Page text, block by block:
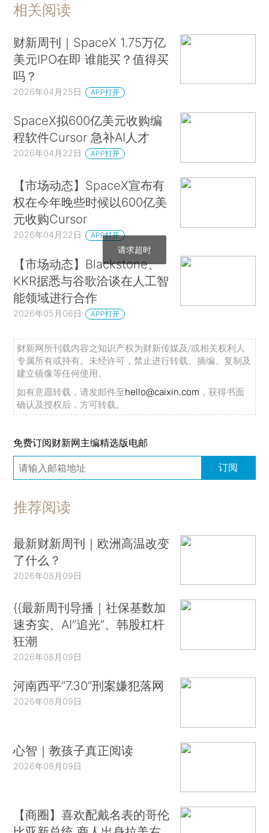
相关阅读
财新周刊｜SpaceX 1.75万亿
美元IPO在即 谁能买？值得买
吗？
2026年04月25日 APP打开
SpaceX拟600亿美元收购编
程软件Cursor 急补AI人才
2026年04月22日 APP打开
【市场动态】SpaceX宣布有
权在今年晚些时候以600亿美
元收购Cursor
2026年04月22日 APP打开
【市场动态】Blackstone、
KKR据悉与谷歌洽谈在人工智
能领域进行合作
2026年05月06日 APP打开
财新网所刊载内容之知识产权为财新传媒及/或相关权利人
专属所有或持有。未经许可，禁止进行转载、摘编、复制及
建立镜像等任何使用。
如有意愿转载，请发邮件至hello@caixin.com ，获得书面
确认及授权后，方可转载。
免费订阅财新网主编精选版电邮
订阅
推荐阅读
最新财新周刊｜欧洲高温改变
了什么？
2026年08月09日
{{最新周刊导播｜社保基数加
速夯实、AI“追光”、韩股杠杆
狂潮
2026年08月09日
河南西平“7.30”刑案嫌犯落网
2026年08月09日
心智｜教孩子真正阅读
2026年08月09日
【商圈】喜欢配戴名表的哥伦
请求超时